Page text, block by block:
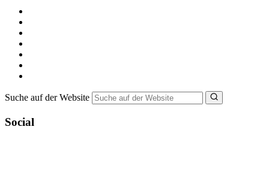
Suche auf der Website
Social